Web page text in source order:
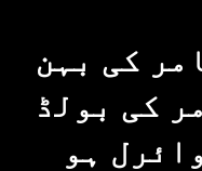
کی بہن
کی بولڈ
ہو